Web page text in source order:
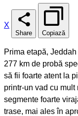
X
Share Copiază
Prima etapă,
277 km de probă
să fii foarte atent la
printr-un vad cu
segmente foarte
trase, mai ales în